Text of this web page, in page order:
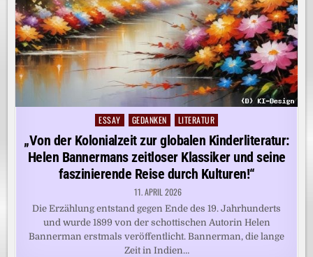
Posted
ESSAY GEDANKEN LITERATUR
„Von der Kolonialzeit zur globalen Kinderliteratur:
Helen Bannermans zeitloser Klassiker und seine
faszinierende Reise durch Kulturen!“
11. APRIL 2026
Die Erzählung entstand gegen Ende des 19. Jahrhunderts
und wurde 1899 von der schottischen Autorin Helen
Bannerman erstmals veröffentlicht. Bannerman, die lange
Zeit in Indien…